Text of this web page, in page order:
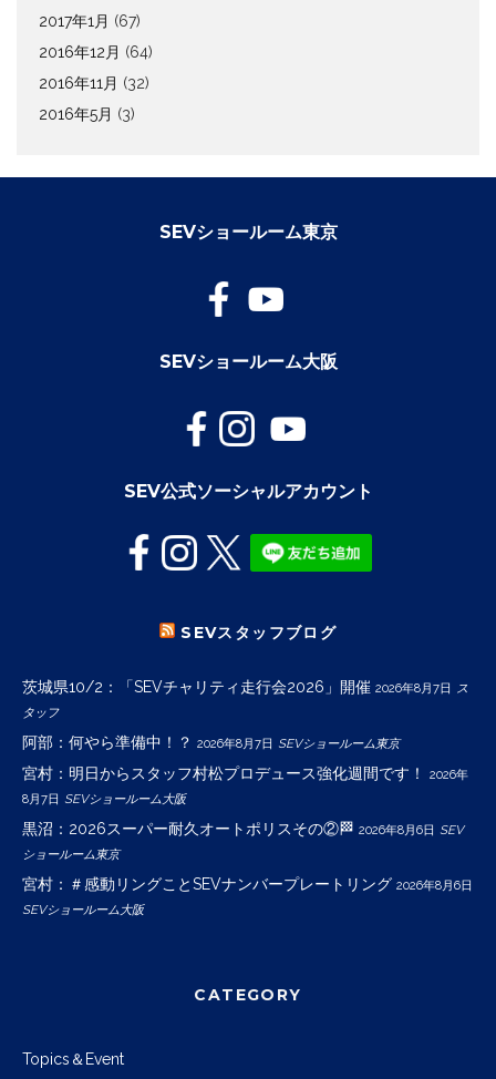
2017年1月 (67)
2016年12月 (64)
2016年11月 (32)
2016年5月 (3)
SEVショールーム東京
SEVショールーム大阪
SEV公式ソーシャルアカウント
SEVスタッフブログ
茨城県10/2：「SEVチャリティ走行会2026」開催 2026年8月7日
ス
タッフ
阿部：何やら準備中！？ 2026年8月7日 SEVショールーム東京
宮村：明日からスタッフ村松プロデュース強化週間です！
2026年
8月7日 SEVショールーム大阪
黒沼：2026スーパー耐久オートポリスその②🏁 2026年8月6日 SEV
ショールーム東京
宮村：＃感動リングことSEVナンバープレートリング 2026年8月6日
SEVショールーム大阪
CATEGORY
Topics＆Event